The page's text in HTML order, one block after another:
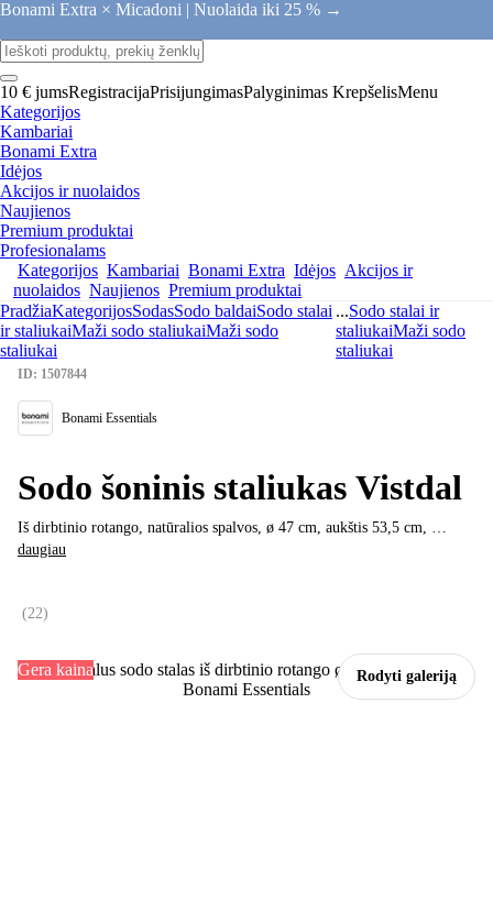
Bonami Extra × Micadoni | Nuolaida iki 25 % →
10 € jumsRegistracijaPrisijungimasPalyginimas KrepšelisMenu
Kategorijos
Kambariai
Bonami Extra
Idėjos
Akcijos ir nuolaidos
Naujienos
Premium produktai
Profesionalams
Kategorijos Kambariai Bonami Extra Idėjos Akcijos ir
nuolaidos Naujienos Premium produktai
PradžiaKategorijosSodasSodo baldaiSodo stalai
ir staliukaiMaži sodo staliukaiMaži sodo
staliukai
...Sodo stalai ir
staliukaiMaži sodo
staliukai
Rodyti galeriją
Gera kaina
ID: 1507844
Bonami Essentials
Sodo šoninis staliukas Vistdal
Iš dirbtinio rotango, natūralios spalvos, ø 47 cm, aukštis 53,5 cm, …
daugiau
(22)